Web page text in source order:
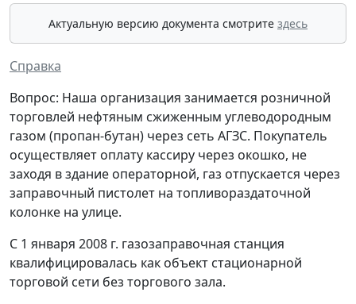
Актуальную версию документа смотрите здесь
Справка
Вопрос: Наша организация занимается розничной
торговлей нефтяным сжиженным углеводородным
газом (пропан-бутан) через сеть АГЗС. Покупатель
осуществляет оплату кассиру через окошко, не
заходя в здание операторной, газ отпускается через
заправочный пистолет на топливораздаточной
колонке на улице.
С 1 января 2008 г. газозаправочная станция
квалифицировалась как объект стационарной
торговой сети без торгового зала.